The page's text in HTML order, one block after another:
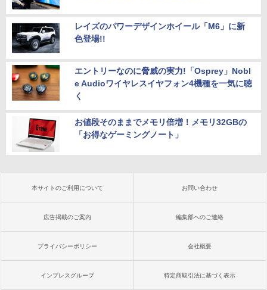
レイズのパワーデザインホイール「M6」に新
色登場!!
エントリーなのに脅威の実力!「Osprey」Nobl
e Audioワイヤレスイヤフォン4機種を一気に聴
く
お値段そのままでメモリ倍増！メモリ32GBの
「お得なゲーミングノート」
本サイトのご利用について お問い合わせ
広告掲載のご案内 編集部へのご連絡
プライバシーポリシー 会社概要
インプレスグループ 特定商取引法に基づく表示